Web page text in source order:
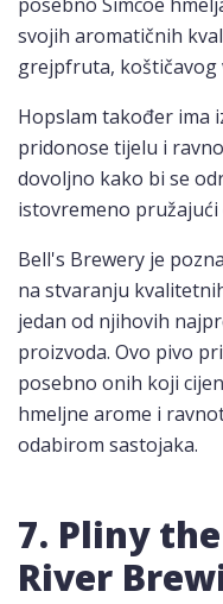
svojih aromatičnih
grejpfruta, koštičavog
Hopslam također ima
pridonose tijelu i
dovoljno kako bi se
istovremeno
Bell's Brewery je
na stvaranju
jedan od njihovih
proizvoda. Ovo pivo
posebno onih koji
hmeljne arome i
odabirom sastojaka.
7. Pliny
River